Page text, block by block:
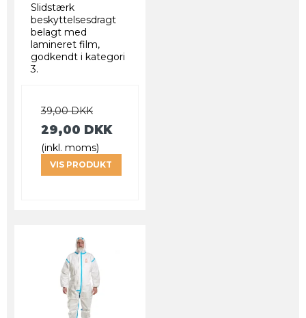
Slidstærk
beskyttelsesdragt
belagt med
lamineret film,
godkendt i kategori
3.
39,00 DKK
29,00 DKK
(inkl. moms)
VIS PRODUKT